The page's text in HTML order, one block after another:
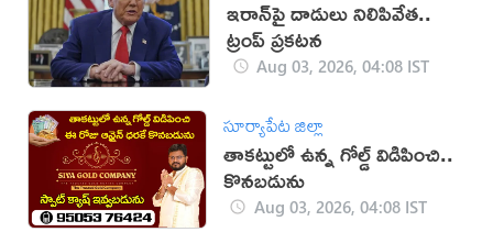
ఇరాన్‌పై దాడులు నిలిపివేత..
ట్రంప్ ప్రకటన
Aug 03, 2026, 04:08 IST
సూర్యాపేట జిల్లా
తాకట్టులో ఉన్న గోల్డ్ విడిపించి..
కొనబడును
Aug 03, 2026, 04:08 IST